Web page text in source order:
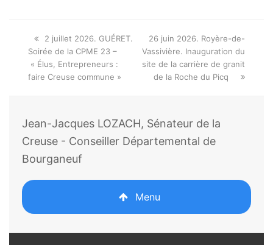
Onglet
précédent:
2 juillet 2026. GUÉRET.
Soirée de la CPME 23 –
« Élus, Entrepreneurs :
faire Creuse commune »
next
post:
26 juin 2026. Royère-de-
Vassivière. Inauguration du
site de la carrière de granit
de la Roche du Picq
Jean-Jacques LOZACH, Sénateur de la
Creuse - Conseiller Départemental de
Bourganeuf
Menu